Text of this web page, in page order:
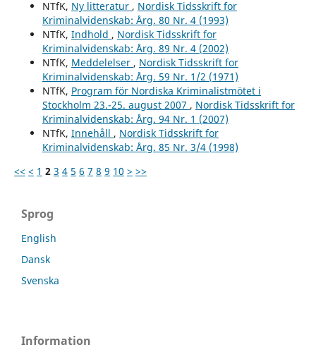
NTfK, Ny litteratur , Nordisk Tidsskrift for
Kriminalvidenskab: Årg. 80 Nr. 4 (1993)
NTfK, Indhold , Nordisk Tidsskrift for
Kriminalvidenskab: Årg. 89 Nr. 4 (2002)
NTfK, Meddelelser , Nordisk Tidsskrift for
Kriminalvidenskab: Årg. 59 Nr. 1/2 (1971)
NTfK, Program för Nordiska Kriminalistmötet i
Stockholm 23.-25. august 2007 , Nordisk Tidsskrift for
Kriminalvidenskab: Årg. 94 Nr. 1 (2007)
NTfK, Innehåll , Nordisk Tidsskrift for
Kriminalvidenskab: Årg. 85 Nr. 3/4 (1998)
<< < 1 2 3 4 5 6 7 8 9 10 > >>
Sprog
English
Dansk
Svenska
Information